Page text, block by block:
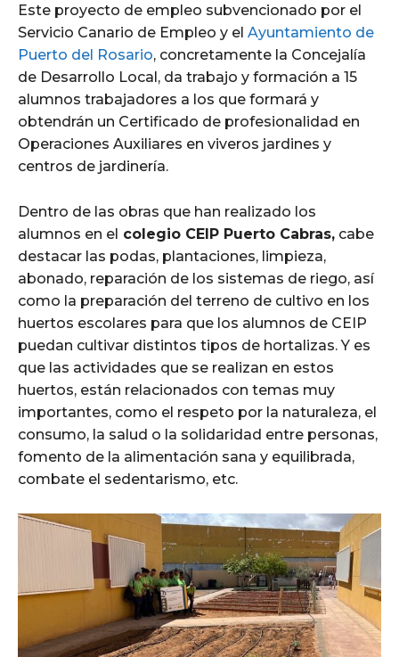
Este proyecto de empleo subvencionado por el
Servicio Canario de Empleo y el Ayuntamiento de
Puerto del Rosario, concretamente la Concejalía
de Desarrollo Local, da trabajo y formación a 15
alumnos trabajadores a los que formará y
obtendrán un Certificado de profesionalidad en
Operaciones Auxiliares en viveros jardines y
centros de jardinería.
Dentro de las obras que han realizado los
alumnos en el colegio CEIP Puerto Cabras, cabe
destacar las podas, plantaciones, limpieza,
abonado, reparación de los sistemas de riego, así
como la preparación del terreno de cultivo en los
huertos escolares para que los alumnos de CEIP
puedan cultivar distintos tipos de hortalizas. Y es
que las actividades que se realizan en estos
huertos, están relacionados con temas muy
importantes, como el respeto por la naturaleza, el
consumo, la salud o la solidaridad entre personas,
fomento de la alimentación sana y equilibrada,
combate el sedentarismo, etc.